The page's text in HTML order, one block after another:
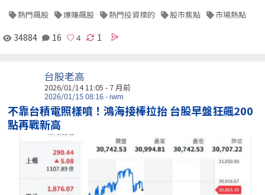
熱門飆股 爆賺飆股 熱門投資標的 股市焦點 市場熱點
34884 16 1
台股老高
2026/01/14 11:05 - 7 月前
2026/01/15 08:16 - iwm
不靠台積電照樣噴！鴻海接棒拉抬 台股早盤狂飆200
點再戰新高